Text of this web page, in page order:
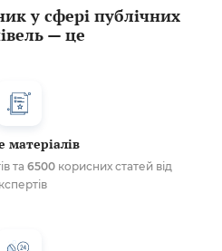
у сфері публічних
— це
матеріалів
та 6500корисних статей від